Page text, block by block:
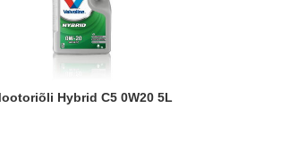
Mootoriõli Hybrid C5 0W20 5L